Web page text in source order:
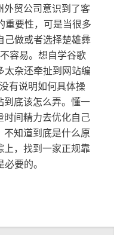
外贸公司意识到了客
重要性，可是当很多
己做或者选择楚雄彝
容易。想自学谷歌
太杂还牵扯到网站编
有说明如何具体操
底该怎么弄。懂一
间精力去优化自己
知道到底是什么原
，找到一家正规靠
要的。